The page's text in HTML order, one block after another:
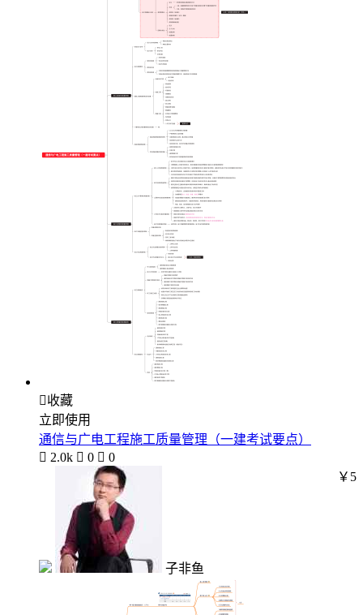
收藏
立即使用
通信与广电工程施工质量管理（一建考试要点）
 2.0k  0  0
子非鱼
￥5